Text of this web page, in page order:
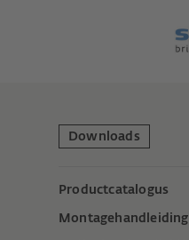
Downloads
Productcatalogus
Montagehandleiding